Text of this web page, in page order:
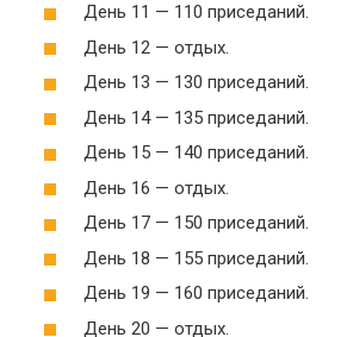
День 11 — 110 приседаний.
День 12 — отдых.
День 13 — 130 приседаний.
День 14 — 135 приседаний.
День 15 — 140 приседаний.
День 16 — отдых.
День 17 — 150 приседаний.
День 18 — 155 приседаний.
День 19 — 160 приседаний.
День 20 — отдых.